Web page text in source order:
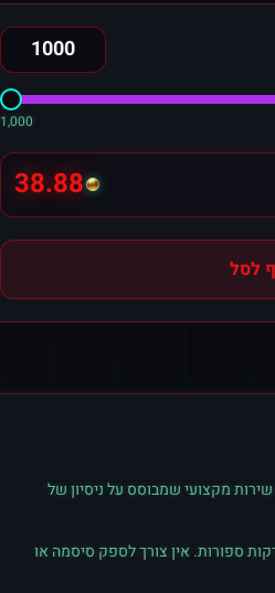
1,000
38.88
לסל
מקצועי שמבוסס על ניסיון של
ספורות. אין צורך לספק סיסמה או